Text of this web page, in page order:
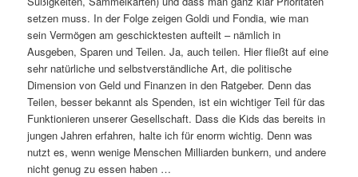
setzen muss. In der Folge zeigen Goldi und Fondia, wie man
sein Vermögen am geschicktesten aufteilt – nämlich in
Ausgeben, Sparen und Teilen. Ja, auch teilen. Hier fließt auf eine
sehr natürliche und selbstverständliche Art, die politische
Dimension von Geld und Finanzen in den Ratgeber. Denn das
Teilen, besser bekannt als Spenden, ist ein wichtiger Teil für das
Funktionieren unserer Gesellschaft. Dass die Kids das bereits in
jungen Jahren erfahren, halte ich für enorm wichtig. Denn was
nutzt es, wenn wenige Menschen Milliarden bunkern, und andere
nicht genug zu essen haben …